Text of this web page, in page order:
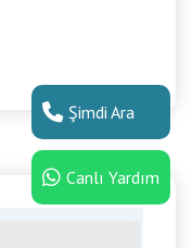
Şimdi Ara
Canlı Yardım